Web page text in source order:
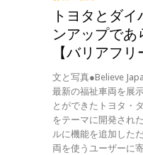
トヨタとダ
ンアップで
【バリアフリ
文と写真●Believe
最新の福祉車両を展
とができたトヨタ・
をテーマに開発され
ルに機能を追加した
両を使うユーザーに